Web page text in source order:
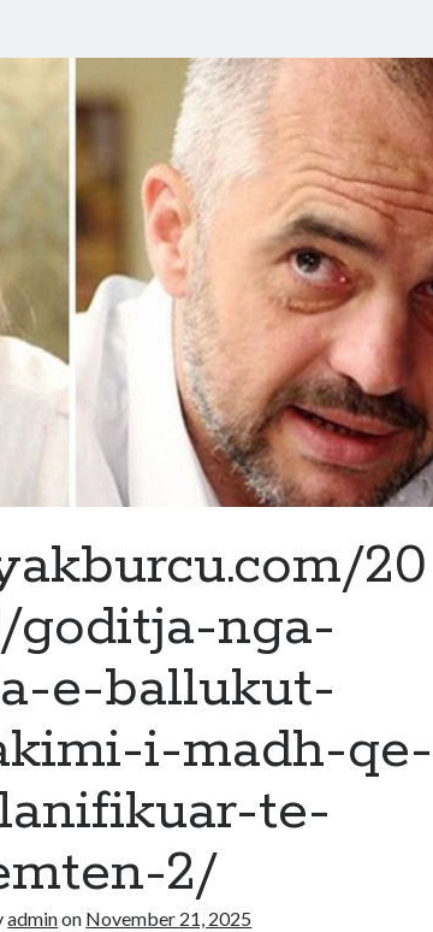
20
goditja-nga-
e-ballukut-
i-madh-qe-
te-
2/
adminon November 21, 2025